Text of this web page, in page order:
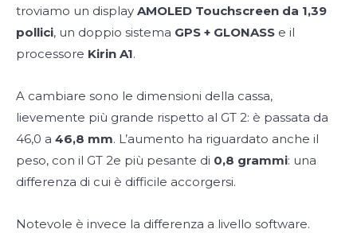
troviamo un display AMOLED Touchscreen da 1,39
pollici, un doppio sistema GPS + GLONASS e il
processore Kirin A1.
A cambiare sono le dimensioni della cassa,
lievemente più grande rispetto al GT 2: è passata da
46,0 a 46,8 mm. L’aumento ha riguardato anche il
peso, con il GT 2e più pesante di 0,8 grammi: una
differenza di cui è difficile accorgersi.
Notevole è invece la differenza a livello software.